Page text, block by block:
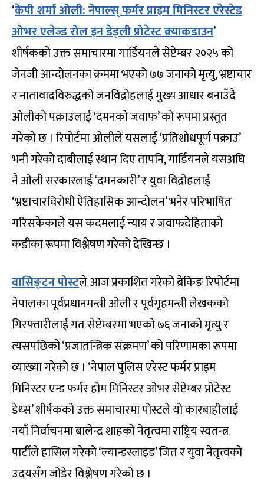
‘केपी शर्मा ओली: नेपाल्स् फर्मर प्राइम मिनिस्टर एरेस्टेड
ओभर एलेज्ड रोल इन डेड्ली प्रोटेस्ट क्र्याकडाउन’
शीर्षकको उक्त समाचारमा गार्डियनले सेप्टेम्बर २०२५ को
जेनजी आन्दोलनका क्रममा भएको ७७ जनाको मृत्यु, भ्रष्टाचार
र नातावादविरुद्धको जनविद्रोहलाई मुख्य आधार बनाउँदै
ओलीको पक्राउलाई ‘दमनको जवाफ’ को रूपमा प्रस्तुत
गरेको छ । रिपोर्टमा ओलीले यसलाई ‘प्रतिशोधपूर्ण पक्राउ’
भनी गरेको दाबीलाई स्थान दिए तापनि, गार्डियनले यसअघि
नै ओली सरकारलाई ‘दमनकारी’ र युवा विद्रोहलाई
‘भ्रष्टाचारविरोधी ऐतिहासिक आन्दोलन’ भनेर परिभाषित
गरिसकेकाले यस कदमलाई न्याय र जवाफदेहिताको
कडीका रूपमा विश्लेषण गरेको देखिन्छ ।
वासिङ्टन पोस्टले आज प्रकाशित गरेको ब्रेकिङ रिपोर्टमा
नेपालका पूर्वप्रधानमन्त्री ओली र पूर्वगृहमन्त्री लेखकको
गिरफ्तारीलाई गत सेप्टेम्बरमा भएको ७६ जनाको मृत्यु र
त्यसपछिको ‘प्रजातन्त्रिक संक्रमण’ को परिणामका रूपमा
व्याख्या गरेको छ । ‘नेपाल पुलिस एरेस्ट फर्मर प्राइम
मिनिस्टर एन्ड फर्मर होम मिनिस्टर ओभर सेप्टेम्बर प्रोटेस्ट
डेथ्स’ शीर्षकको उक्त समाचारमा पोस्टले यो कारबाहीलाई
नयाँ निर्वाचनमा बालेन्द्र शाहको नेतृत्वमा राष्ट्रिय स्वतन्त्र
पार्टीले हासिल गरेको ‘ल्यान्डस्लाइड’ जित र युवा नेतृत्वको
उदयसँग जोडेर विश्लेषण गरेको छ ।